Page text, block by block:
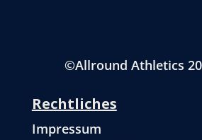
©Allround Athletics
Rechtliches
Impressum